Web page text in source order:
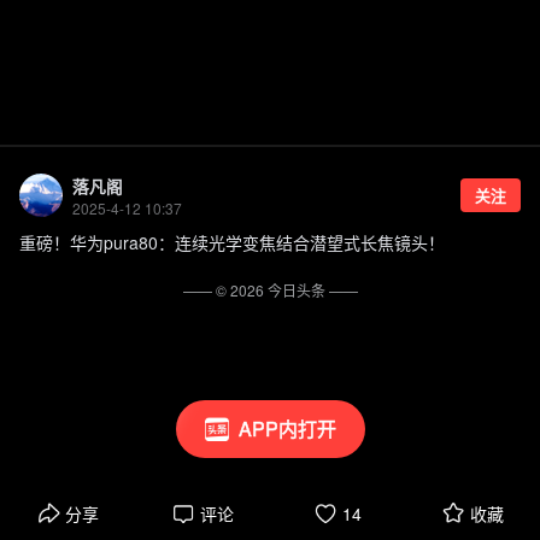
APP内打开
落凡阁
2025-4-12 10:37
关注
重磅！华为pura80：连续光学变焦结合潜望式长焦镜头！
分享 评论 14 收藏
—— ©2026 今日头条——